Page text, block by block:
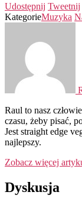
Udostępnij Tweetnij
KategorieMuzyka
Raul to nasz
czasu, żeby pisać,
Jest straight edge
najlepszy.
Zobacz więcej
Dyskusja